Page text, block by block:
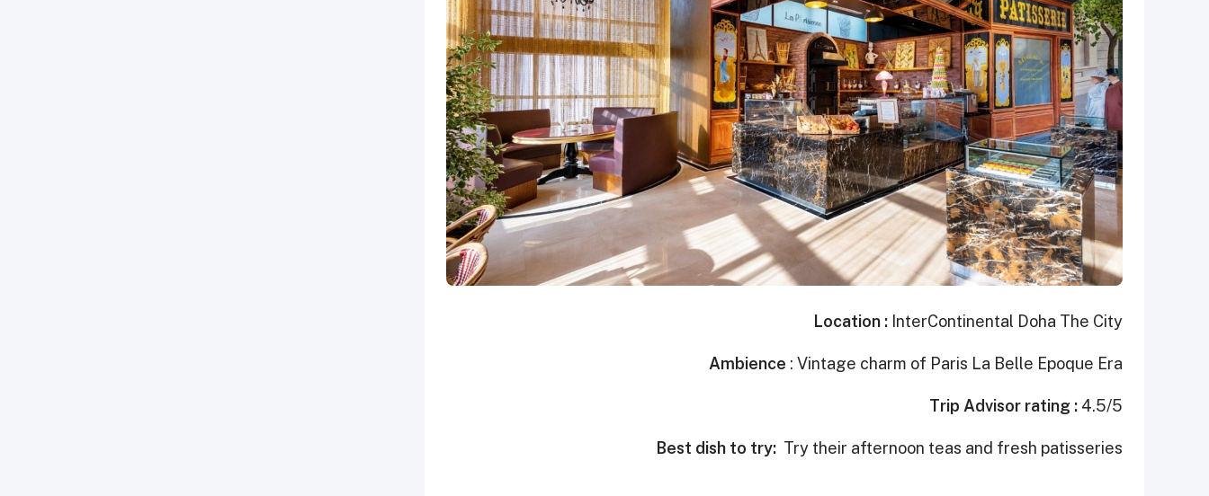
Location : InterContinental Doha The City
Ambience : Vintage charm of Paris La Belle Epoque Era
Trip Advisor rating : 4.5/5
Best dish to try: Try their afternoon teas and fresh patisseries